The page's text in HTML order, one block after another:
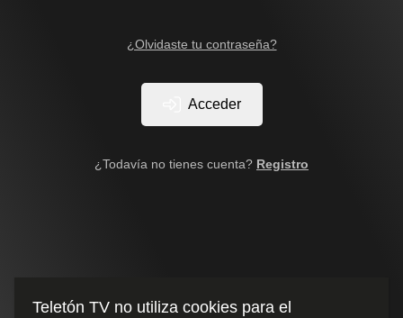
¿Olvidaste tu contraseña?
Acceder
¿Todavía no tienes cuenta? Registro
Teletón TV no utiliza cookies para el